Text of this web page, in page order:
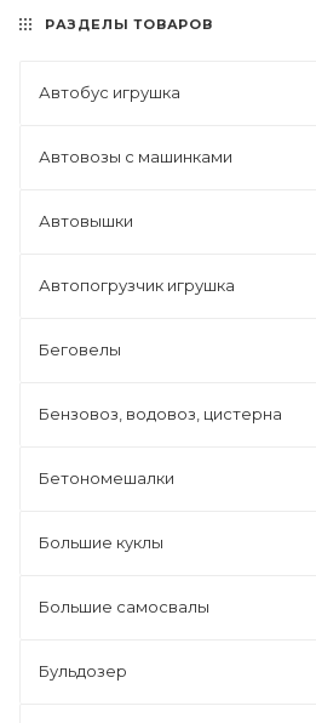
РАЗДЕЛЫ ТОВАРОВ
Автобус игрушка
Автовозы с машинками
Автовышки
Автопогрузчик игрушка
Беговелы
Бензовоз, водовоз, цистерна
Бетономешалки
Большие куклы
Большие самосвалы
Бульдозер